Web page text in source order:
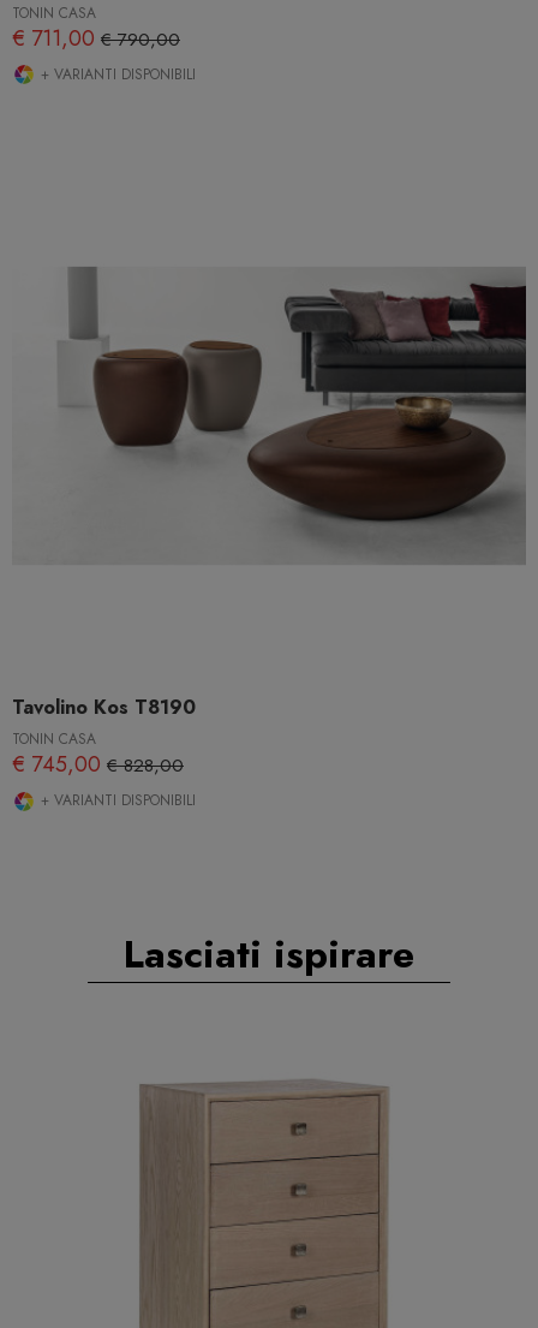
TONIN CASA
€ 711,00 € 790,00
+ VARIANTI DISPONIBILI
Tavolino Kos T8190
TONIN CASA
€ 745,00 € 828,00
+ VARIANTI DISPONIBILI
Lasciati ispirare